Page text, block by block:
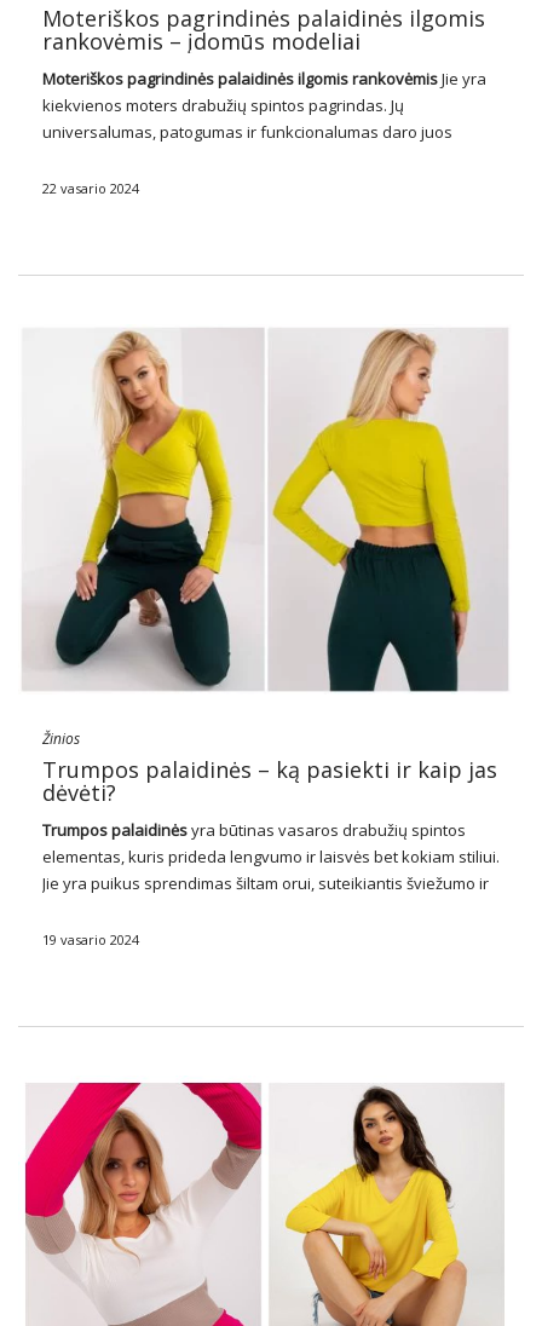
Moteriškos pagrindinės palaidinės ilgomis
rankovėmis – įdomūs modeliai
Moteriškos pagrindinės palaidinės ilgomis rankovėmisJie yra
kiekvienos moters drabužių spintos pagrindas. Jų
universalumas, patogumas ir funkcionalumas daro juos
aptakių modelių iki subtiliomis detalėmis padailintų, šios
22 vasario 2024
Žinios
Trumpos palaidinės – ką pasiekti ir kaip jas
dėvėti?
Trumpospalaidinėsyra būtinas vasaros drabužių spintos
elementas, kuris prideda lengvumo ir laisvės bet kokiam stiliui.
Jie yra puikus sprendimas šiltam orui, suteikiantis šviežumo ir
tendencijų, trumpos palaidinės siūlo įvairius stilius, dizainus ir
19 vasario 2024